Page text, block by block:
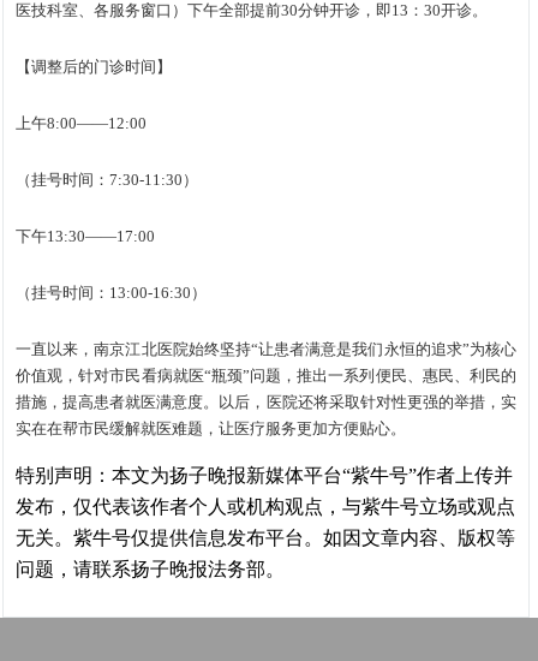
医技科室、各服务窗口）下午全部提前30分钟开诊，即13：30开诊。
【调整后的门诊时间】
上午8:00——12:00
（挂号时间：7:30-11:30）
下午13:30——17:00
（挂号时间：13:00-16:30）
一直以来，南京江北医院始终坚持“让患者满意是我们永恒的追求”为核心
价值观，针对市民看病就医“瓶颈”问题，推出一系列便民、惠民、利民的
措施，提高患者就医满意度。以后，医院还将采取针对性更强的举措，实
实在在帮市民缓解就医难题，让医疗服务更加方便贴心。
特别声明：本文为扬子晚报新媒体平台“紫牛号”作者上传并
发布，仅代表该作者个人或机构观点，与紫牛号立场或观点
无关。紫牛号仅提供信息发布平台。如因文章内容、版权等
问题，请联系扬子晚报法务部。